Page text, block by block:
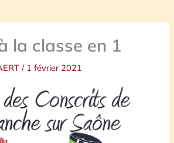
la classe en 1
/ 1 février 2021